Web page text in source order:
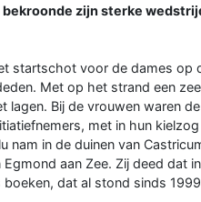
bekroonde zijn sterke
startschot voor de dames op
Met op het strand een
lagen. Bij de vrouwen waren
met in hun
nam in de duinen van
aan Zee. Zij deed dat
dat al stond sinds